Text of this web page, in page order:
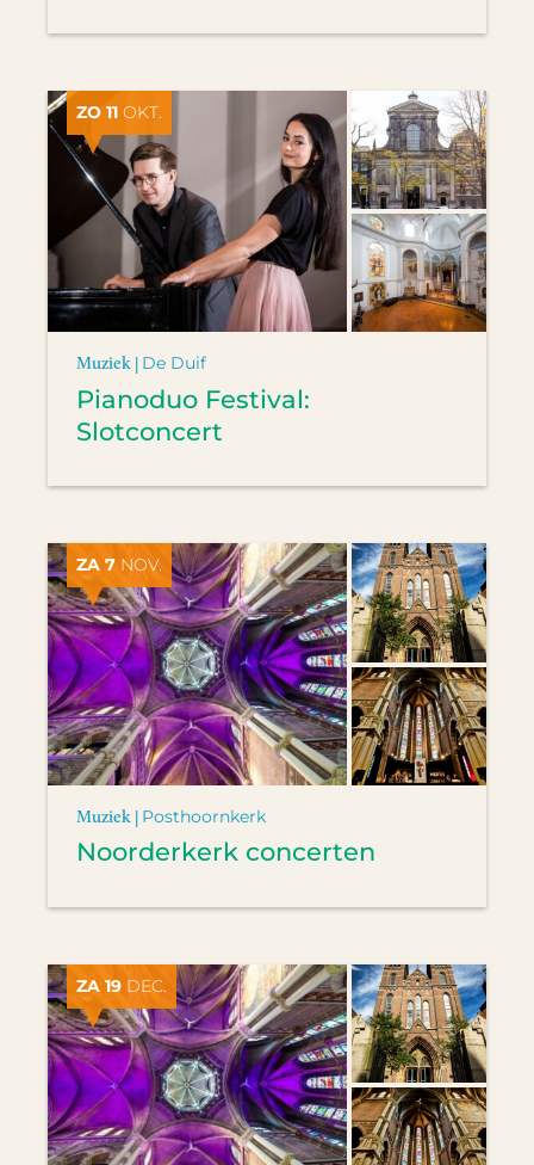
ZO 11 OKT.
Muziek | De Duif
Pianoduo Festival:
Slotconcert
ZA 7 NOV.
Muziek | Posthoornkerk
Noorderkerk concerten
ZA 19 DEC.